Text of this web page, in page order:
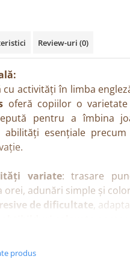
Review-uri (0)
cu activități în limba
oferă copiilor o
pentru a îmbina
abilități esențiale
variate: trasare
orei, adunări simple și
de dificultate ,
în
Toys UK
produs